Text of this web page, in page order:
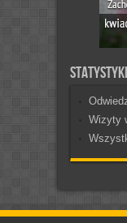
Statystyki
Wizyty